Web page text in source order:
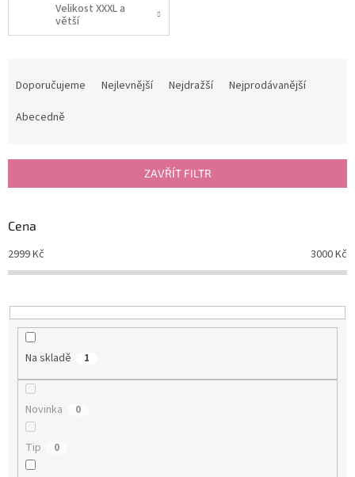
Velikost XXXL a
větší
r
d
k
t
Doporučujeme Nejlevnější Nejdražší
Nejprodávanější
Abecedně
ZAVŘÍT FILTR
Cena
2999Kč 3000Kč
Na skladě 1
Novinka 0
Tip 0